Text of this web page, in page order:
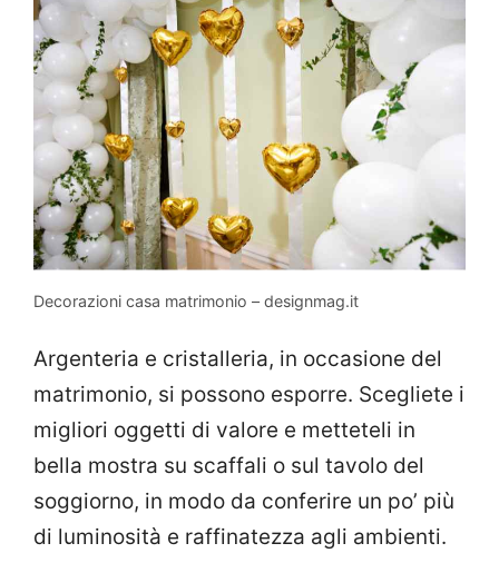
Decorazioni casa matrimonio – designmag.it
Argenteria e cristalleria, in occasione del
matrimonio, si possono esporre. Scegliete i
migliori oggetti di valore e metteteli in
bella mostra su scaffali o sul tavolo del
soggiorno, in modo da conferire un po’ più
di luminosità e raffinatezza agli ambienti.